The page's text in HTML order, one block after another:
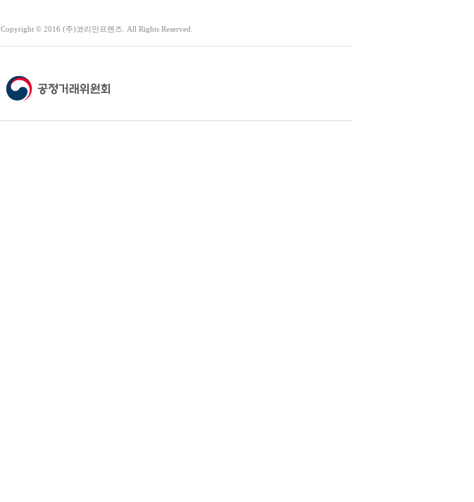
Copyright © 2016 (주)코리안프렌즈. All Rights Reserved.